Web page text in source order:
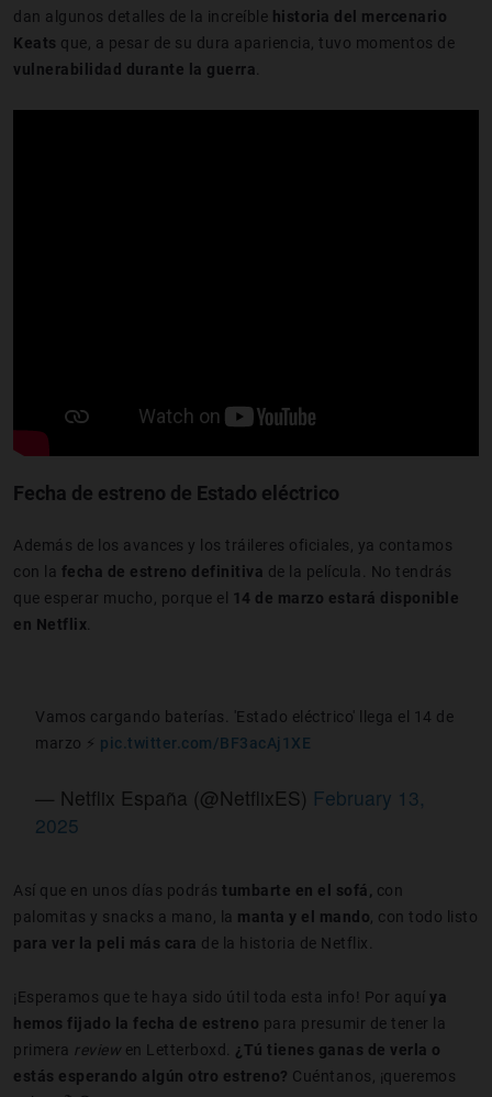
dan algunos detalles de la increíble historia del mercenario
Keats que, a pesar de su dura apariencia, tuvo momentos de
vulnerabilidad durante la guerra
Fecha de estreno de Estado eléctrico
Además de los avances y los tráileres oficiales, ya contamos
con la fecha de estreno definitiva de la película. No tendrás
que esperar mucho, porque el 14 de marzo estará disponible
en Netflix.
Vamos cargando baterías. 'Estado eléctrico' llega el 14 de
marzo ⚡ pic.twitter.com/BF3acAj1XE
— Netflix España (@NetflixES) February 13,
2025
Así que en unos días podrás tumbarte en el sofá, con
palomitas y snacks a mano, la manta y el mando, con todo listo
para ver la peli más cara de la historia de Netflix.
¡Esperamos que te haya sido útil toda esta info! Por aquí ya
hemos fijado la fecha de estreno para presumir de tener la
primera review en Letterboxd. ¿Tú tienes ganas de verla o
estás esperando algún otro estreno? Cuéntanos, ¡queremos